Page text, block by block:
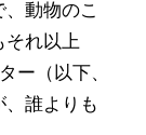
動物のこ
それ以上
ー（以下、
誰よりも